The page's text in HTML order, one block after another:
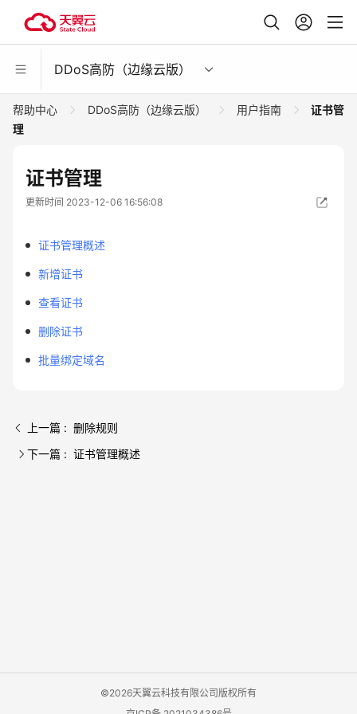
DDoS高防（边缘云版）
帮助中心 DDoS高防（边缘云版） 用户指南
证书管
理
证书管理
更新时间 2023-12-06 16:56:08
证书管理概述
新增证书
查看证书
删除证书
批量绑定域名
上一篇 : 删除规则
下一篇 : 证书管理概述
©2026天翼云科技有限公司版权所有